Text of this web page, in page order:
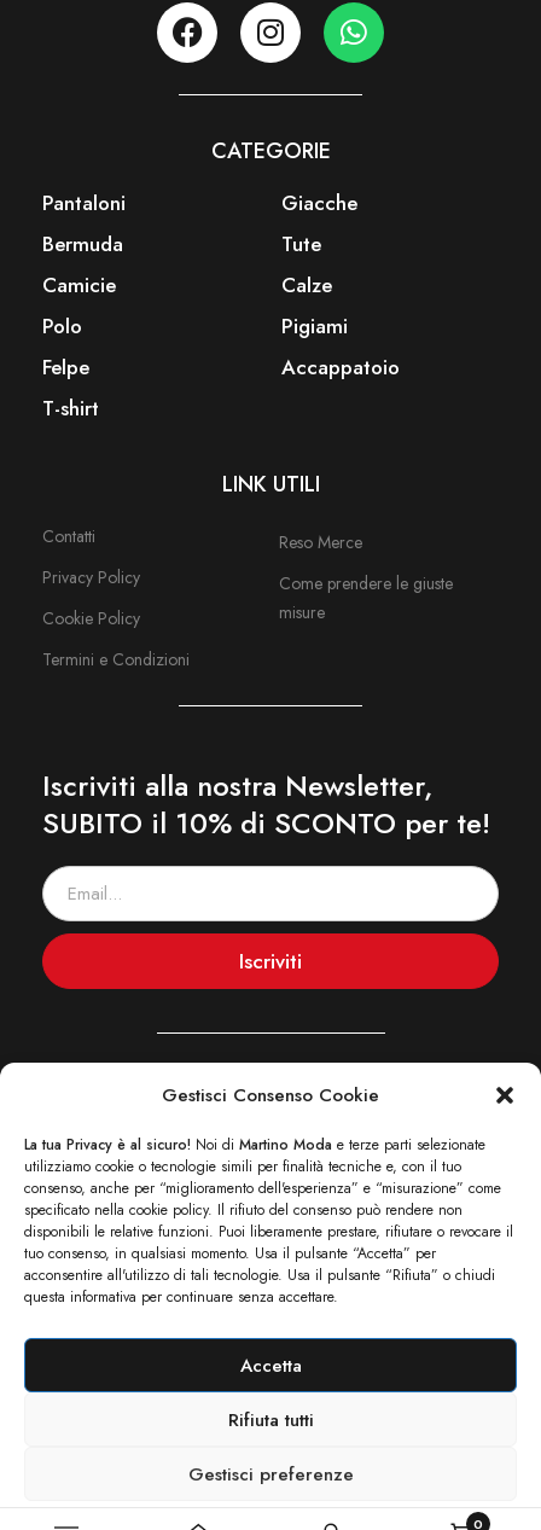
Gestisci Consenso Cookie
La tua Privacy è al sicuro! Noi di Martino Moda e terze parti selezionate
utilizziamo cookie o tecnologie simili per finalità tecniche e, con il tuo
consenso, anche per “miglioramento dell'esperienza” e “misurazione” come
specificato nella cookie policy. Il rifiuto del consenso può rendere non
disponibili le relative funzioni. Puoi liberamente prestare, rifiutare o revocare il
tuo consenso, in qualsiasi momento. Usa il pulsante “Accetta” per
acconsentire all'utilizzo di tali tecnologie. Usa il pulsante “Rifiuta” o chiudi
questa informativa per continuare senza accettare.
Accetta
Rifiuta tutti
Gestisci preferenze
0
CATEGORIE
Pantaloni
Bermuda
Camicie
Polo
Felpe
T-shirt
Giacche
Tute
Calze
Pigiami
Accappatoio
LINK UTILI
Contatti
Privacy Policy
Cookie Policy
Termini e Condizioni
Reso Merce
Come prendere le giuste
misure
Iscriviti alla nostra Newsletter,
SUBITO il 10% di SCONTO per te!
Iscriviti
(+39) 800 561 004
info@martinomoda.com